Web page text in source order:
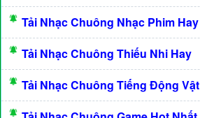
Tải Nhạc Chuông Nhạc Phim Hay
Tải Nhạc Chuông Thiếu Nhi Hay
Tải Nhạc Chuông Tiếng Động Vật